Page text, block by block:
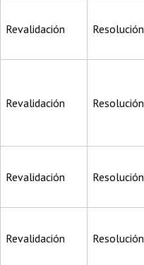
Revalidación Resolución
Revalidación Resolución
Revalidación Resolución
Revalidación Resolución